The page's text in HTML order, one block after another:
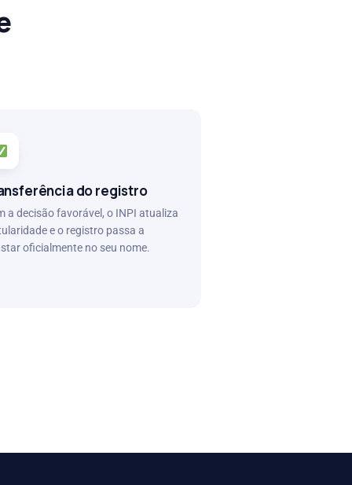
do registro
a decisão favorável, o INPI atualiza
e o registro passa a
oficialmente no seu nome.